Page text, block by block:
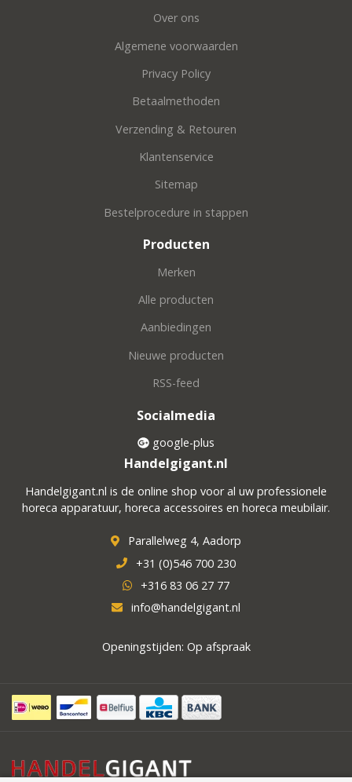
Over ons
Algemene voorwaarden
Privacy Policy
Betaalmethoden
Verzending & Retouren
Klantenservice
Sitemap
Bestelprocedure in stappen
Producten
Merken
Alle producten
Aanbiedingen
Nieuwe producten
RSS-feed
Socialmedia
google-plus
Handelgigant.nl
Handelgigant.nl is de online shop voor al uw professionele
horeca apparatuur, horeca accessoires en horeca meubilair.
Parallelweg 4, Aadorp
+31 (0)546 700 230
+316 83 06 27 77
info@handelgigant.nl
Openingstijden: Op afspraak